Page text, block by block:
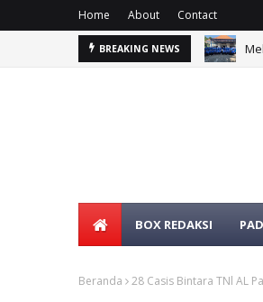
Home About Contact
BREAKING NEWS
SELAMAT
BOX REDAKSI
Beranda 28 Casis Bintara TNl AL